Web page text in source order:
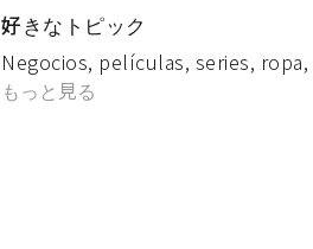
好きなトピック
Negocios, películas, series,
もっと見る